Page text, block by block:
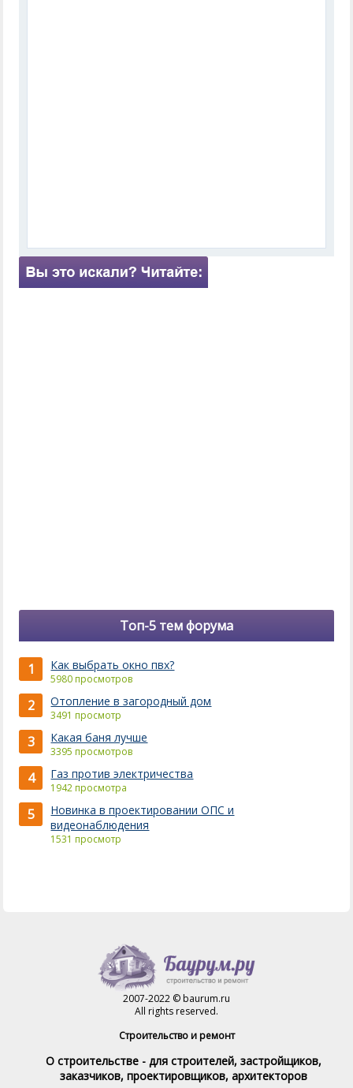
Топ-5 тем форума
1 Как выбрать окно пвх?
5980 просмотров
2 Отопление в загородный дом
3491 просмотр
3 Какая баня лучше
3395 просмотров
4 Газ против электричества
1942 просмотра
5
Новинка в проектировании ОПС и
видеонаблюдения
1531 просмотр
2007-2022 © baurum.ru
All rights reserved.
Строительство и ремонт
О строительстве - для строителей, застройщиков,
заказчиков, проектировщиков, архитекторов